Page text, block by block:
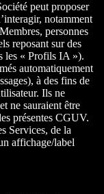
peut proposer
notamment
personnes
reposant sur des
les « Profils IA »).
automatiquement
à des fins de
Ils ne
ne sauraient être
présentes CGUV.
Services, de la
affichage/label